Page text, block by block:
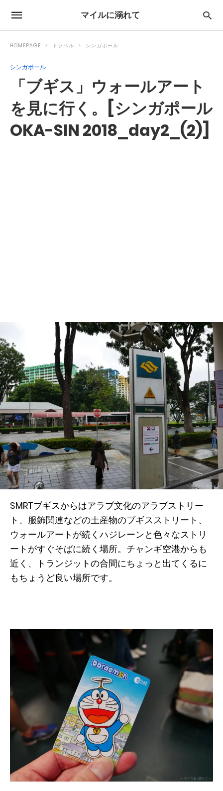
マイルに溺れて
HOMEPAGE トラベル シンガポール
シンガポール
「ブギス」ウォールアート
を見に行く。[シンガポール
OKA-SIN 2018_day2_(2)]
SMRTブギスからはアラブ文化のアラブストリー
ト、服飾関連などの土産物のブギスストリート、
ウォールアートが続くハジレーンと色々なストリ
ートがすぐそばに続く場所。チャンギ空港からも
近く、トランジットの合間にちょっと出てくるに
もちょうど良い場所です。